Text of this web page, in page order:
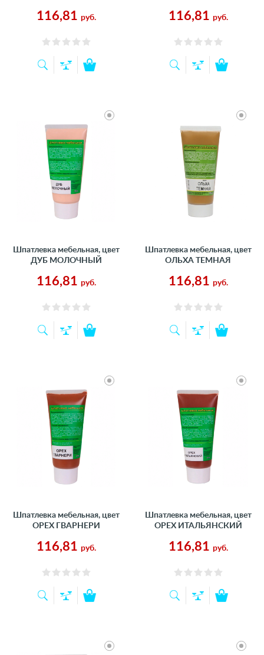
116,81 руб. 116,81 руб.
Шпатлевка мебельная, цвет
ДУБ МОЛОЧНЫЙ
116,81 руб.
Шпатлевка мебельная, цвет
ОЛЬХА ТЕМНАЯ
116,81 руб.
Шпатлевка мебельная, цвет
ОРЕХ ГВАРНЕРИ
116,81 руб.
Шпатлевка мебельная, цвет
ОРЕХ ИТАЛЬЯНСКИЙ
116,81 руб.